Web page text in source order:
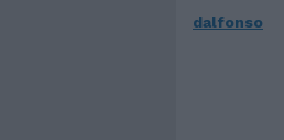
dalfonso